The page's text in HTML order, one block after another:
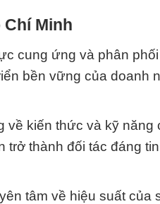
Minh
cung ứng và phân
bền vững của doanh
về kiến thức và kỹ năng
trở thành đối tác đáng
tâm về hiệu suất của